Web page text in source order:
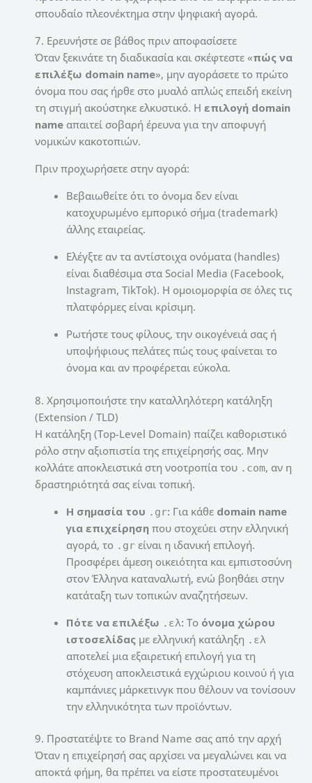
σπουδαίο πλεονέκτημα στην ψηφιακή αγορά.
7. Ερευνήστε σε βάθος πριν αποφασίσετε
Όταν ξεκινάτε τη διαδικασία και σκέφτεστε «πώς να
επιλέξω domain name», μην αγοράσετε το πρώτο
όνομα που σας ήρθε στο μυαλό απλώς επειδή εκείνη
τη στιγμή ακούστηκε ελκυστικό. Η επιλογή domain
name απαιτεί σοβαρή έρευνα για την αποφυγή
νομικών κακοτοπιών.
Πριν προχωρήσετε στην αγορά:
Βεβαιωθείτε ότι το όνομα δεν είναι
κατοχυρωμένο εμπορικό σήμα (trademark)
άλλης εταιρείας.
Ελέγξτε αν τα αντίστοιχα ονόματα (handles)
είναι διαθέσιμα στα Social Media (Facebook,
Instagram, TikTok). Η ομοιομορφία σε όλες τις
πλατφόρμες είναι κρίσιμη.
Ρωτήστε τους φίλους, την οικογένειά σας ή
υποψήφιους πελάτες πώς τους φαίνεται το
όνομα και αν προφέρεται εύκολα.
8. Χρησιμοποιήστε την καταλληλότερη κατάληξη
(Extension / TLD)
Η κατάληξη (Top-Level Domain) παίζει καθοριστικό
ρόλο στην αξιοπιστία της επιχείρησής σας. Μην
κολλάτε αποκλειστικά στη νοοτροπία του .com, αν η
δραστηριότητά σας είναι τοπική.
Η σημασία του .gr: Για κάθε domain name
για επιχείρηση που στοχεύει στην ελληνική
αγορά, το .gr είναι η ιδανική επιλογή.
Προσφέρει άμεση οικειότητα και εμπιστοσύνη
στον Έλληνα καταναλωτή, ενώ βοηθάει στην
κατάταξη των τοπικών αναζητήσεων.
Πότε να επιλέξω .ελ: Το όνομα χώρου
ιστοσελίδας με ελληνική κατάληξη .ελ
αποτελεί μια εξαιρετική επιλογή για τη
στόχευση αποκλειστικά εγχώριου κοινού ή για
καμπάνιες μάρκετινγκ που θέλουν να τονίσουν
την ελληνικότητα των προϊόντων.
9. Προστατέψτε το Brand Name σας από την αρχή
Όταν η επιχείρησή σας αρχίσει να μεγαλώνει και να
αποκτά φήμη, θα πρέπει να είστε προστατευμένοι